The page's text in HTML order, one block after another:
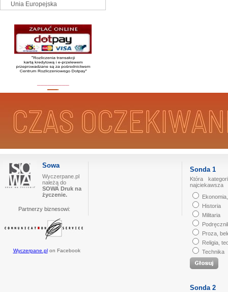
Unia Europejska
Sowa
Wyczerpane.pl
należą do
SOWA Druk na
życzenie.
Partnerzy biznesowi:
Wyczerpane.plon Facebook
Sonda 1
Która
najciekawsza
Historia
Militaria
Proza,
Religia,
Technika
Sonda 2